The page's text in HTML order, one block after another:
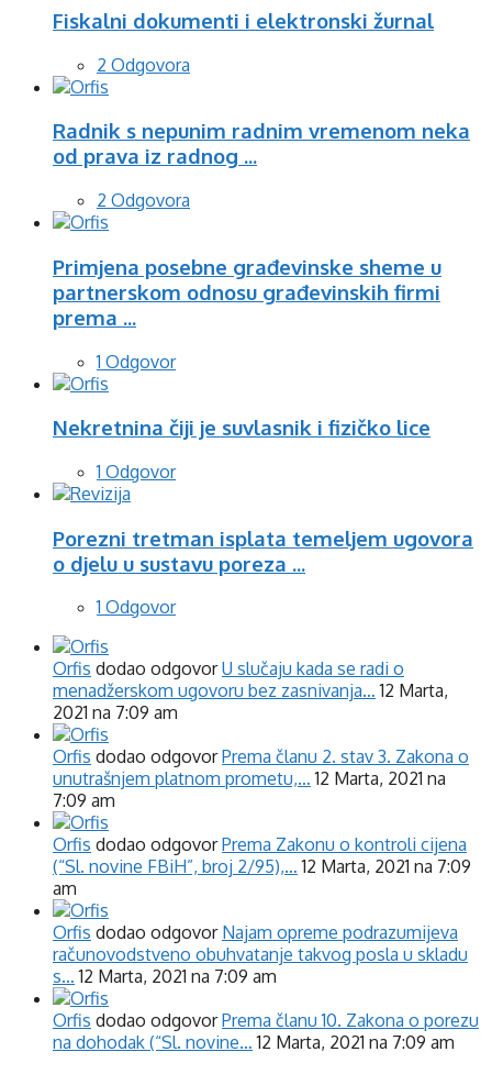
Fiskalni dokumenti i elektronski žurnal
2 Odgovora
Radnik s nepunim radnim vremenom neka
od prava iz radnog ...
2 Odgovora
Primjena posebne građevinske sheme u
partnerskom odnosu građevinskih firmi
prema ...
1 Odgovor
Nekretnina čiji je suvlasnik i fizičko lice
1 Odgovor
Porezni tretman isplata temeljem ugovora
o djelu u sustavu poreza ...
1 Odgovor
Orfis dodao odgovorU slučaju kada se radi o
menadžerskom ugovoru bez zasnivanja… 12 Marta,
2021 na 7:09 am
Orfis dodao odgovorPrema članu 2. stav 3. Zakona o
unutrašnjem platnom prometu,… 12 Marta, 2021 na
7:09 am
Orfis dodao odgovorPrema Zakonu o kontroli cijena
(“Sl. novine FBiH”, broj 2/95),… 12 Marta, 2021 na 7:09
am
Orfis dodao odgovor Najam opreme podrazumijeva
računovodstveno obuhvatanje takvog posla u skladu
s… 12 Marta, 2021 na 7:09 am
Orfis dodao odgovorPrema članu 10. Zakona o porezu
na dohodak (“Sl. novine… 12 Marta, 2021 na 7:09 am